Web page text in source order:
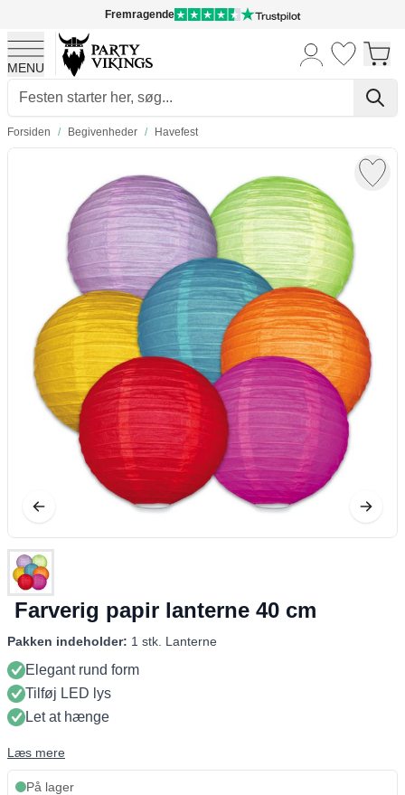
Fremragende
MENU
Skip to Content
Forsiden / Begivenheder / Havefest
Farverig papir lanterne 40 cm
Pakken indeholder: 1 stk. Lanterne
Elegant rund form
Tilføj LED lys
Let at hænge
Læs mere
På lager